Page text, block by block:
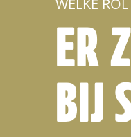
ER
BIJ